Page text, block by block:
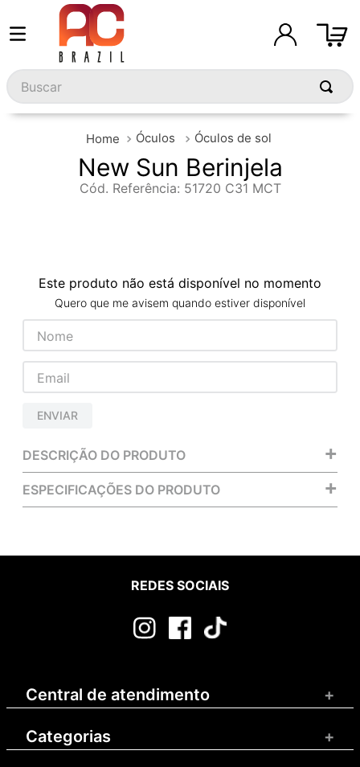
Buscar
Óculos Óculos de sol
New Sun Berinjela
Cód. Referência: 51720 C31 MCT
Este produto não está disponível no momento
Quero que me avisem quando estiver disponível
ENVIAR
DESCRIÇÃO DO PRODUTO +
ESPECIFICAÇÕES DO PRODUTO +
REDES SOCIAIS
Central de atendimento +
Categorias +